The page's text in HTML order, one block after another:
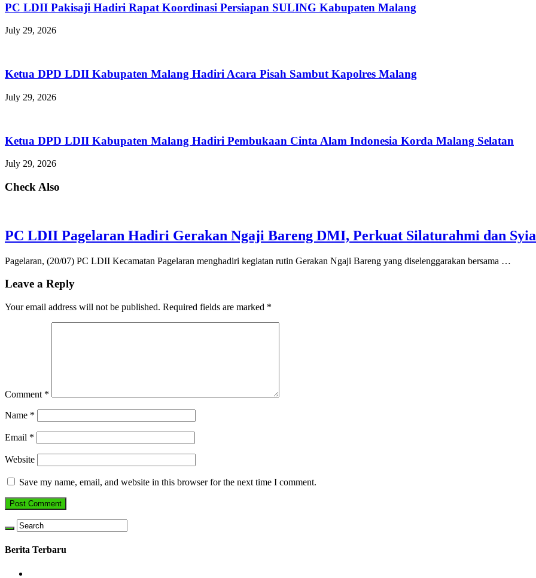
PC LDII Pakisaji Hadiri Rapat Koordinasi Persiapan SULING Kabupaten Malang
July 29, 2026
Ketua DPD LDII Kabupaten Malang Hadiri Acara Pisah Sambut Kapolres Malang
July 29, 2026
Ketua DPD LDII Kabupaten Malang Hadiri Pembukaan Cinta Alam Indonesia Korda Malang Selatan
July 29, 2026
Check Also
PC LDII Pagelaran Hadiri Gerakan Ngaji Bareng DMI, Perkuat Silaturahmi dan
Pagelaran, (20/07) PC LDII Kecamatan Pagelaran menghadiri kegiatan rutin Gerakan Ngaji Bareng yang diselenggarakan bersama …
Leave a Reply
Your email address will not be published. Required fields are marked *
Comment *
Name *
Email *
Website
Save my name, email, and website in this browser for the next time I comment.
Berita Terbaru